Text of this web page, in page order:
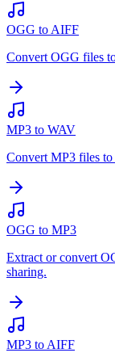
OGG to AIFF
Convert OGG files
MP3 to WAV
Convert MP3 files
OGG to MP3
Extract or convert
sharing.
MP3 to AIFF